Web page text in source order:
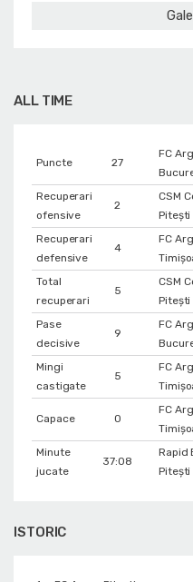
ALL TIME
Puncte 27
FC
Recuperari
ofensive
2
CSM
Pitești
Recuperari
defensive
4
FC
Total
recuperari
5
CSM
Pitești
Pase
decisive
9
FC
Mingi
castigate
5
FC
Capace 0
FC
Minute
jucate
37:08
Rapid
Pitești
ISTORIC